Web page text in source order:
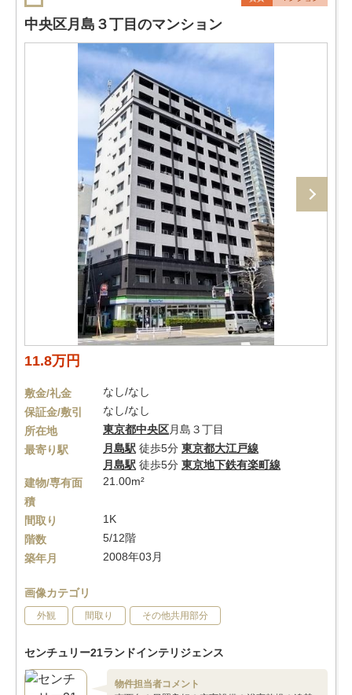
中央区月島３丁目のマンション
11.8万円
敷金/礼金
なし/なし
保証金/敷引
なし/なし
所在地
東京都中央区月島３丁目
最寄り駅
月島駅 徒歩5分 東京都大江戸線
月島駅 徒歩5分 東京地下鉄有楽町線
建物/専有面
積
21.00m²
間取り
1K
階数
5/12階
築年月
2008年03月
画像カテゴリ
外観 間取り その他共用部分
センチュリー21ランドインテリジェンス
物件担当者コメント